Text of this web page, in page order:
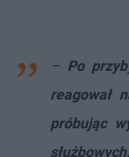
– Po
reagował
próbując
służbowych.